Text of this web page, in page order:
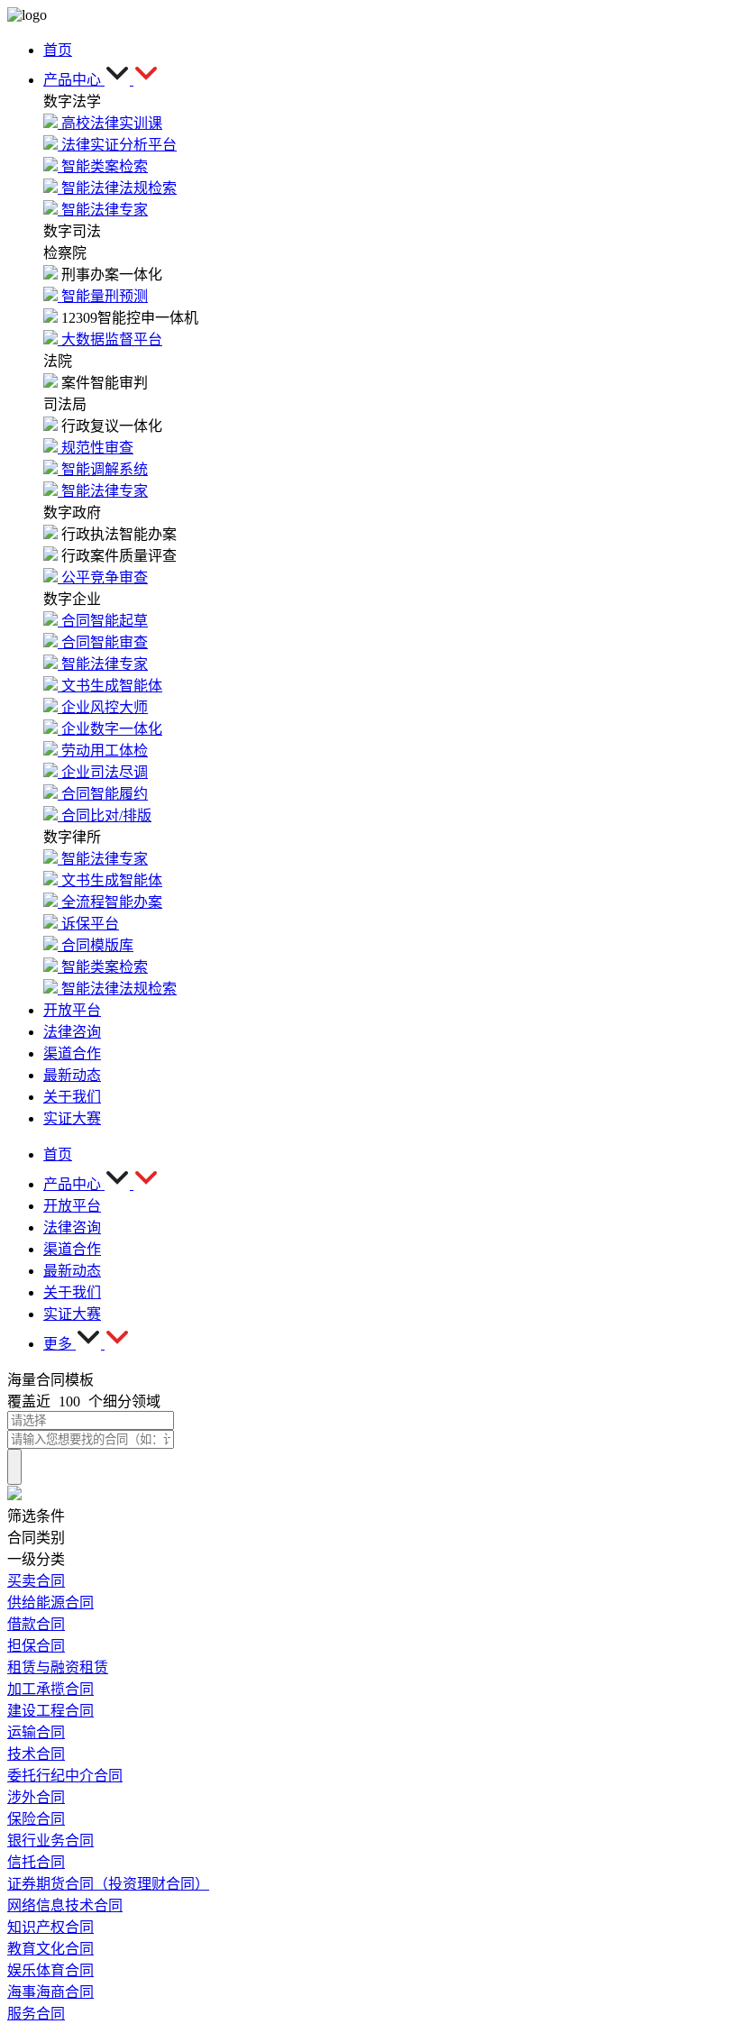
首页
产品中心
数字法学
高校法律实训课
法律实证分析平台
智能类案检索
智能法律法规检索
智能法律专家
数字司法
检察院
刑事办案一体化
智能量刑预测
12309智能控申一体机
大数据监督平台
法院
案件智能审判
司法局
行政复议一体化
规范性审查
智能调解系统
智能法律专家
数字政府
行政执法智能办案
行政案件质量评查
公平竞争审查
数字企业
合同智能起草
合同智能审查
智能法律专家
文书生成智能体
企业风控大师
企业数字一体化
劳动用工体检
企业司法尽调
合同智能履约
合同比对/排版
数字律所
智能法律专家
文书生成智能体
全流程智能办案
诉保平台
合同模版库
智能类案检索
智能法律法规检索
开放平台
法律咨询
渠道合作
最新动态
关于我们
实证大赛
首页
产品中心
开放平台
法律咨询
渠道合作
最新动态
关于我们
实证大赛
更多
海量合同模板
覆盖近 100 个细分领域
筛选条件
合同类别
一级分类
买卖合同
供给能源合同
借款合同
担保合同
租赁与融资租赁
加工承揽合同
建设工程合同
运输合同
技术合同
委托行纪中介合同
涉外合同
保险合同
银行业务合同
信托合同
证券期货合同（投资理财合同）
网络信息技术合同
知识产权合同
教育文化合同
娱乐体育合同
海事海商合同
服务合同